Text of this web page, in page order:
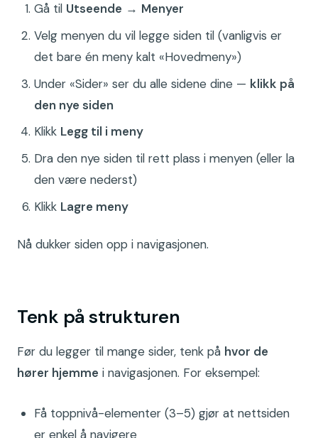
Gå til Utseende → Menyer
Velg menyen du vil legge siden til (vanligvis er
det bare én meny kalt «Hovedmeny»)
Under «Sider» ser du alle sidene dine — klikk på
den nye siden
Klikk Legg til i meny
Dra den nye siden til rett plass i menyen (eller la
den være nederst)
Klikk Lagre meny
Nå dukker siden opp i navigasjonen.
Tenk på strukturen
Før du legger til mange sider, tenk på hvor de
hører hjemme i navigasjonen. For eksempel:
Få toppnivå-elementer (3–5) gjør at nettsiden
er enkel å navigere